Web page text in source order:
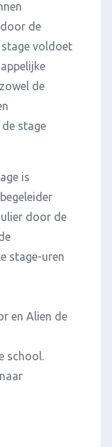
de
voldoet
de
stage
is
door de
stage-uren
en Alien de
school.